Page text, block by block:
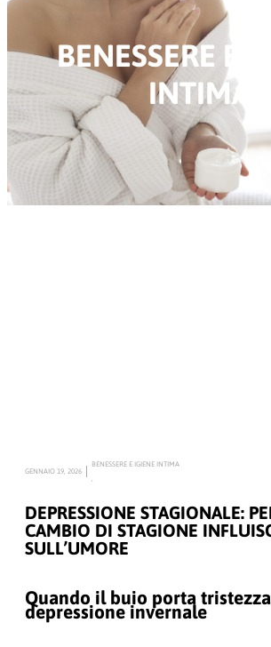
BENESSERE E
INTIMA
GENNAIO 19, 2026
BENESSERE E IGIENE INTIMA
DEPRESSIONE STAGIONALE:
CAMBIO DI STAGIONE
SULL’UMORE
Quando il buio porta
depressione invernale